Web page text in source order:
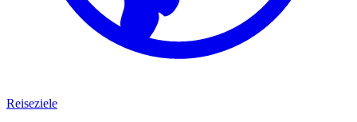
Reiseziele